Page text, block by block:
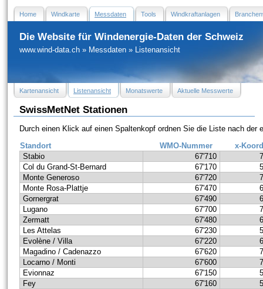
Home Windkarte Messdaten Tools Windkraftanlagen
Die Website für Windenergie-Daten der Schweiz
www.wind-data.ch » Messdaten » Listenansicht
Kartenansicht Listenansicht Monatswerte Aktuelle Messwerte
SwissMetNet Stationen
Durch einen Klick auf einen Spaltenkopf ordnen Sie die Liste nach der
Standort
WMO-Nummer
x-
Stabio
67'710
Col du Grand-St-Bernard
67'170
Monte Generoso
67'720
Monte Rosa-Plattje
67'470
Gornergrat
67'490
Lugano
67'700
Zermatt
67'480
Les Attelas
67'230
Evolène / Villa
67'220
Magadino / Cadenazzo
67'620
Locarno / Monti
67'600
Evionnaz
67'150
Fey
67'160